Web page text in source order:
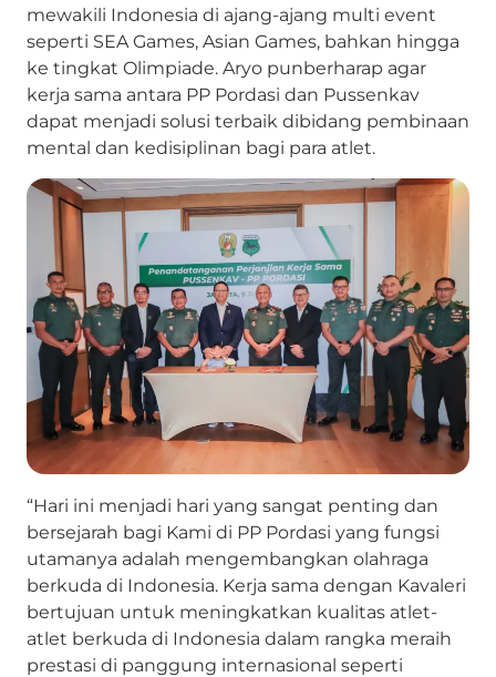
mewakili Indonesia di ajang-ajang multi event
seperti SEA Games, Asian Games, bahkan hingga
ke tingkat Olimpiade. Aryo punberharap agar
kerja sama antara PP Pordasi dan Pussenkav
dapat menjadi solusi terbaik dibidang pembinaan
mental dan kedisiplinan bagi para atlet.
“Hari ini menjadi hari yang sangat penting dan
bersejarah bagi Kami di PP Pordasi yang fungsi
utamanya adalah mengembangkan olahraga
berkuda di Indonesia. Kerja sama dengan Kavaleri
bertujuan untuk meningkatkan kualitas atlet-
atlet berkuda di Indonesia dalam rangka meraih
prestasi di panggung internasional seperti